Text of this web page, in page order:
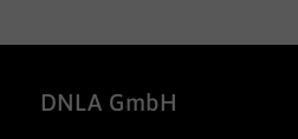
DNLA GmbH